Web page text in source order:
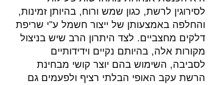
לסירוגין לרשת, כגון שמש ורוח, בהיותן זמינות,
והחלפה באמצעותן של ייצור חשמל ע"י שריפת
דלקים מחצביים. לצד היתרון הרב שיש בניצול
מקורות אלה, בהיותם נקיים וידידותיים
לסביבה, השימוש בהם יוצר קושי מבחינת
הרשת עקב האופי הבלתי רציף ולפעמים גם